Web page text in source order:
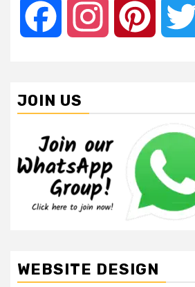
Facebook Instagram Pinterest
JOIN US
WEBSITE DESIGN